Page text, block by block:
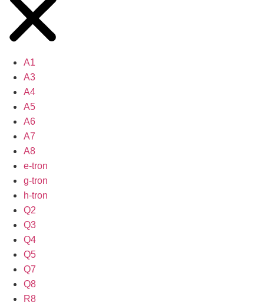
A1
A3
A4
A5
A6
A7
A8
e-tron
g-tron
h-tron
Q2
Q3
Q4
Q5
Q7
Q8
R8